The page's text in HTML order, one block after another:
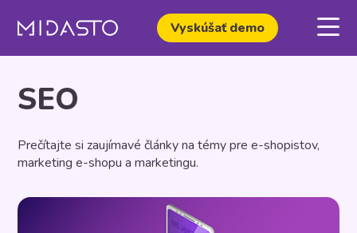
Vyskúšať demo
SEO
Prečítajte si zaujímavé články na témy pre e-shopistov,
marketing e-shopu a marketingu.